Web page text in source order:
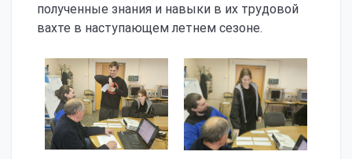
полученные знания и навыки в их трудовой
вахте в наступающем летнем сезоне.